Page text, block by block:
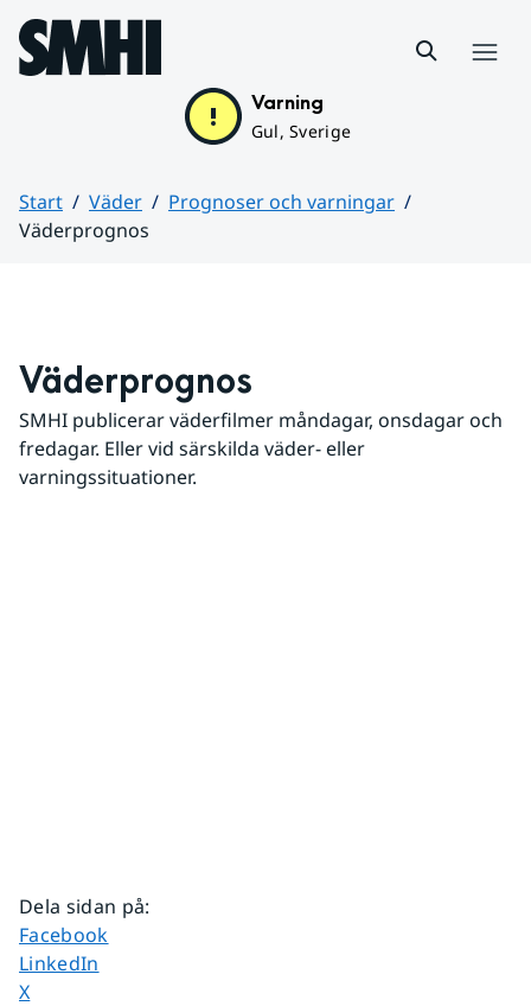
Hoppa till sidans innehåll
Varning
Gul, Sverige
Start Väder
Prognoser och varningar
Väderprognos
Väderprognos
SMHI publicerar väderfilmer måndagar, onsdagar och
fredagar. Eller vid särskilda väder- eller
varningssituationer.
Dela sidan på:
Dela sidan på
Facebook
Dela sidan på
LinkedIn
Dela sidan på
X